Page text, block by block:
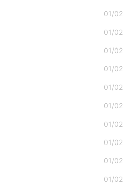
01/02
01/02
01/02
01/02
01/02
01/02
01/02
01/02
01/02
01/02